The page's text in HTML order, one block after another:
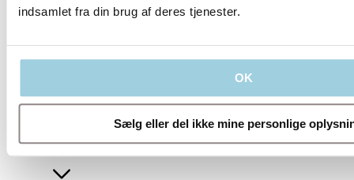
indsamlet fra din brug af deres tjenester.
OK
Sælg eller del ikke mine personlige
Virksomhed